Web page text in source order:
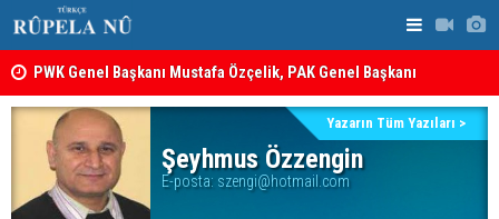
PWK Genel Başkanı Mustafa Özçelik, PAK Genel Başkanı
Hüseyin Yezdanpena’nın Oğlu İçin Kendisiyle Görüştü
12 maddelik çerçeve yasanın tam metni belli oldu: İşte
tam metin!
Şeyhmus Özzengin
E-posta: szengi@hotmail.com
Yazarın Tüm Yazıları >